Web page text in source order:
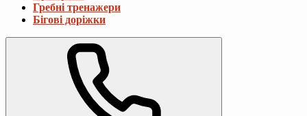
Гребні тренажери
Бігові доріжки